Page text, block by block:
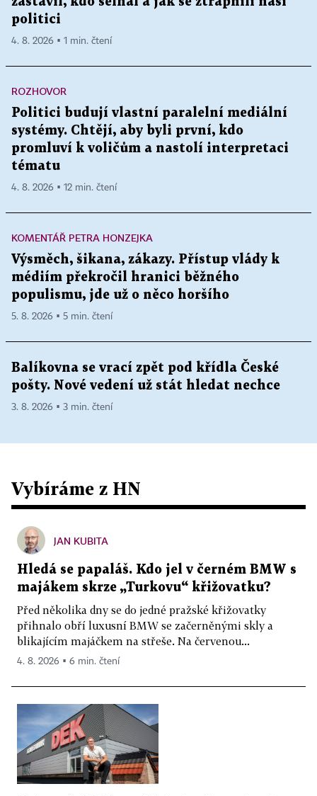
politici
4. 8. 2026 ▪ 1 min. čtení
ROZHOVOR
Politici budují vlastní paralelní mediální
systémy. Chtějí, aby byli první, kdo
promluví k voličům a nastolí interpretaci
tématu
4. 8. 2026 ▪ 12 min. čtení
KOMENTÁŘ PETRA HONZEJKA
Výsměch, šikana, zákazy. Přístup vlády k
médiím překročil hranici běžného
populismu, jde už o něco horšího
5. 8. 2026 ▪ 5 min. čtení
Balíkovna se vrací zpět pod křídla České
pošty. Nové vedení už stát hledat nechce
3. 8. 2026 ▪ 3 min. čtení
Vybíráme z HN
JAN KUBITA
Hledá se papaláš. Kdo jel v černém BMW s
majákem skrze „Turkovu“ křižovatku?
Před několika dny se do jedné pražské křižovatky
přihnalo obří luxusní BMW se začerněnými skly a
blikajícím majáčkem na střeše. Na červenou...
4. 8. 2026 ▪ 6 min. čtení